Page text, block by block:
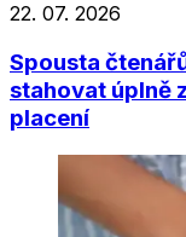
22. 07. 2026
Spousta
stahovat úplně
placení